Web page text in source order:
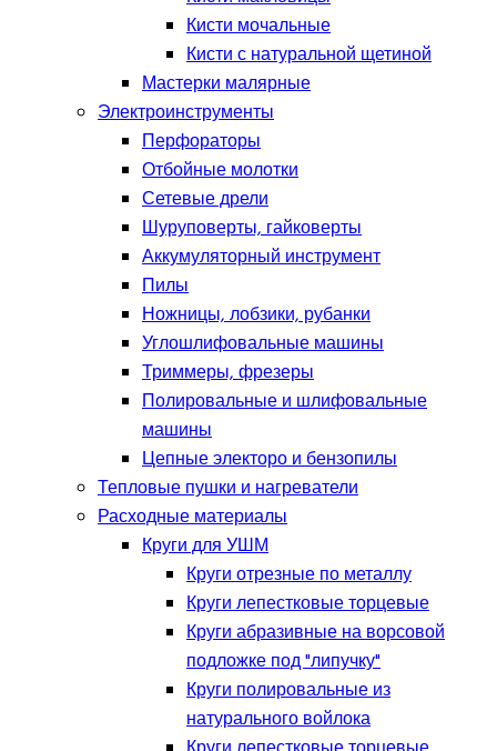
Кисти мочальные
Кисти с натуральной щетиной
Мастерки малярные
Электроинструменты
Перфораторы
Отбойные молотки
Сетевые дрели
Шуруповерты, гайковерты
Аккумуляторный инструмент
Пилы
Ножницы, лобзики, рубанки
Углошлифовальные машины
Триммеры, фрезеры
Полировальные и шлифовальные
машины
Цепные электоро и бензопилы
Тепловые пушки и нагреватели
Расходные материалы
Круги для УШМ
Круги отрезные по металлу
Круги лепестковые торцевые
Круги абразивные на ворсовой
подложке под "липучку"
Круги полировальные из
натурального войлока